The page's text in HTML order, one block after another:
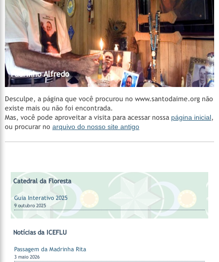
Madrinha Rita
Catedral da Floresta
Catedral da Floresta
Acervo do CEDOC
Catedral da Floresta
Santa Casa de Cura - Padrinho Manoel Corrente
Nossos Padrinhos
AMAGAIA
Manejo Florestal Comunitário
Vila Céu do Mapiá
Mestre Irineu
Fazenda São Sebastião
Padrinho Sebastião
Hinários
Feitio
Feitio
Padrinho Alfredo
Desculpe, a página que você procurou no www.santodaime.org não
existe mais ou não foi encontrada.
Mas, você pode aproveitar a visita para acessar nossa página inicial,
ou procurar no arquivo do nosso site antigo
Catedral da Floresta
Guia Interativo 2025
9 outubro 2025
Notícias da ICEFLU
Passagem da Madrinha Rita
3 maio 2026